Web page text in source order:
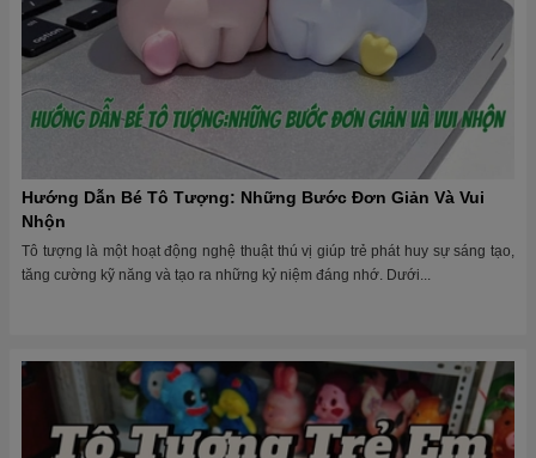
Hướng Dẫn Bé Tô Tượng: Những Bước Đơn Giản Và Vui
Nhộn
Tô tượng là một hoạt động nghệ thuật thú vị giúp trẻ phát huy sự sáng tạo,
tăng cường kỹ năng và tạo ra những kỷ niệm đáng nhớ. Dưới...